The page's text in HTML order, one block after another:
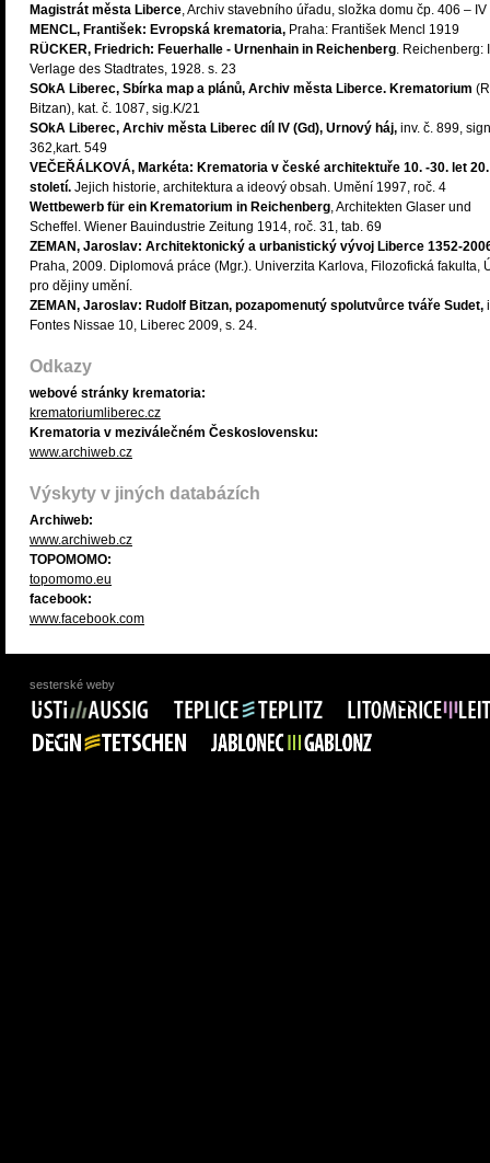
Magistrát města Liberce, Archiv stavebního úřadu, složka domu čp. 406 – IV
MENCL, František: Evropská krematoria, Praha: František Mencl 1919
RÜCKER, Friedrich: Feuerhalle - Urnenhain in Reichenberg. Reichenberg:
Verlage des Stadtrates, 1928. s. 23
SOkA Liberec, Sbírka map a plánů, Archiv města Liberce. Krematorium
Bitzan), kat. č. 1087, sig.K/21
SOkA Liberec, Archiv města Liberec díl IV (Gd), Urnový háj, inv. č. 899,
362,kart. 549
VEČEŘÁLKOVÁ, Markéta: Krematoria v české architektuře 10. -30. let 20.
století. Jejich historie, architektura a ideový obsah. Umění 1997, roč. 4
Wettbewerb für ein Krematorium in Reichenberg, Architekten Glaser und
Scheffel. Wiener Bauindustrie Zeitung 1914, roč. 31, tab. 69
ZEMAN, Jaroslav: Architektonický a urbanistický vývoj Liberce 1352-
Praha, 2009. Diplomová práce (Mgr.). Univerzita Karlova, Filozofická fakulta,
pro dějiny umění.
ZEMAN, Jaroslav: Rudolf Bitzan, pozapomenutý spolutvůrce tváře Sudet,
Fontes Nissae 10, Liberec 2009, s. 24.
Odkazy
webové stránky krematoria:
krematoriumliberec.cz
Krematoria v meziválečném Československu:
www.archiweb.cz
Výskyty v jiných databázích
Archiweb:
www.archiweb.cz
TOPOMOMO:
topomomo.eu
facebook:
www.facebook.com
sesterské weby